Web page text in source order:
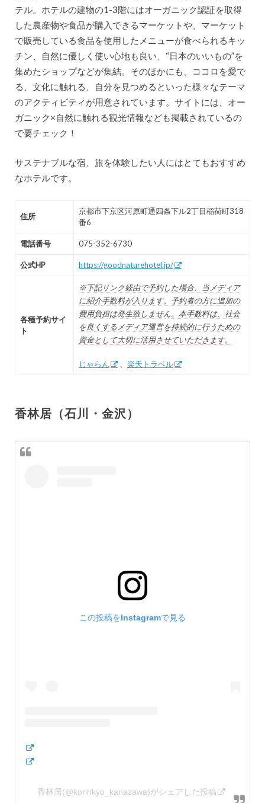
テル。ホテルの建物の1-3階にはオーガニック認証を取得
した農産物や食品が購入できるマーケットや、マーケット
で販売している食品を使用したメニューが食べられるキッ
チン、自然に優しく使い心地も良い、“日本のいいもの”を
集めたショップなどが集結。そのほかにも、ココロを愛で
る、文化に触れる、自分を見つめるといった様々なテーマ
のアクティビティが用意されています。サイトには、オー
ガニック×自然に触れる観光情報なども掲載されているの
で要チェック！
サステナブルな宿、旅を体験したい人にはとてもおすすめ
なホテルです。
住所
京都市下京区河原町通四条下ル2丁目稲荷町318
番6
電話番号 075-352-6730
公式HP https://goodnaturehotel.jp/
各種予約サイ
ト
※下記リンク経由で予約した場合、当メディア
に紹介手数料が入ります。予約者の方に追加の
費用負担は発生致しません。本手数料は、社会
を良くするメディア運営を持続的に行うための
資金として大切に活用させていただきます。
じゃらん 楽天トラベル
香林居（石川・金沢）
この投稿をInstagramで見る
香林居(@korinkyo_kanazawa)がシェアした投稿